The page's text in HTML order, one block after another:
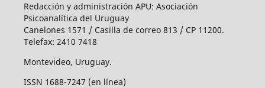
Redacción y administración APU: Asociación
Psicoanalítica del Uruguay
Canelones 1571 / Casilla de correo 813 / CP 11200.
Telefax: 2410 7418
Montevideo, Uruguay.
ISSN 1688-7247 (en línea)